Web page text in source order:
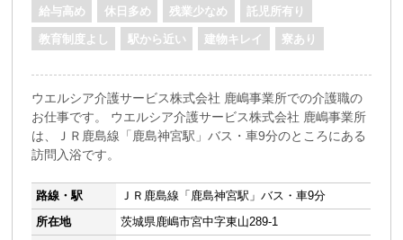
給与高め 休日多め 残業少なめ 託児所有り
教育制度よし 駅から近い 建物キレイ 寮あり
ウエルシア介護サービス株式会社 鹿嶋事業所での介護職の
お仕事です。 ウエルシア介護サービス株式会社 鹿嶋事業所
は、ＪＲ鹿島線「鹿島神宮駅」バス・車9分のところにある
訪問入浴です。
路線・駅
ＪＲ鹿島線「鹿島神宮駅」バス・車9分
所在地
茨城県鹿嶋市宮中字東山289-1